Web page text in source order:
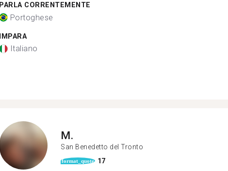
PARLA CORRENTEMENTE
Portoghese
IMPARA
Italiano
M.
San Benedetto del Tronto
format_quote 17